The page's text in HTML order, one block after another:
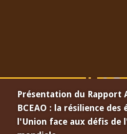
Présentation du Rapport
BCEAO : la résilience des
l'Union face aux défis de